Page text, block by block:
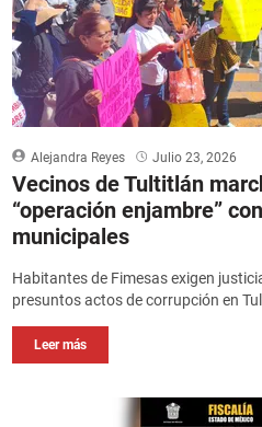
Alejandra Reyes Julio 23, 2026
Vecinos de Tultitlán
“operación enjambre”
municipales
Habitantes de Fimesas exigen
presuntos actos de corrupción en
Leer más